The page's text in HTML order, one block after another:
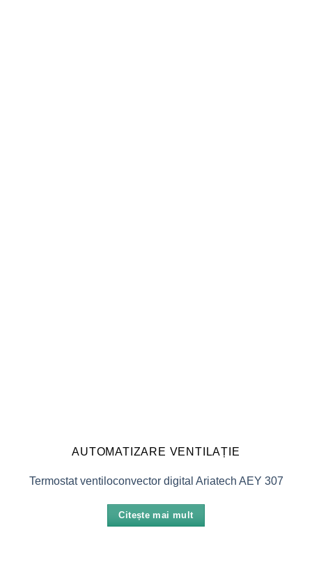
AUTOMATIZARE VENTILAȚIE
Termostat ventiloconvector digital Ariatech AEY 307
Citește mai mult